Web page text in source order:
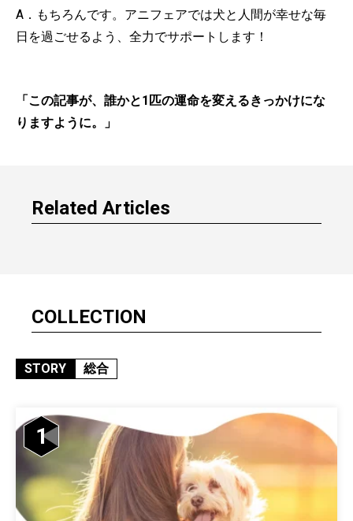
A．もちろんです。アニフェアでは犬と人間が幸せな毎
日を過ごせるよう、全力でサポートします！
「この記事が、誰かと1匹の運命を変えるきっかけにな
りますように。」
Related Articles
COLLECTION
STORY 総合
1